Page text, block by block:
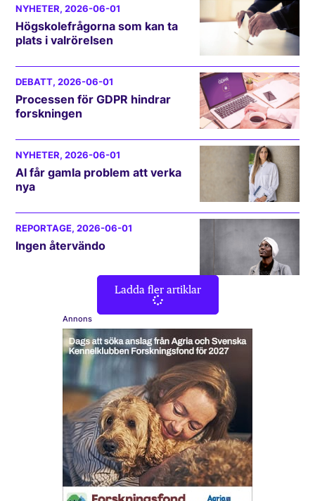
NYHETER, 2026-06-01
Högskolefrågorna som kan ta
plats i valrörelsen
DEBATT, 2026-06-01
Processen för GDPR hindrar
forskningen
NYHETER, 2026-06-01
AI får gamla problem att verka
nya
REPORTAGE, 2026-06-01
Ingen återvändo
Ladda fler artiklar
Annons